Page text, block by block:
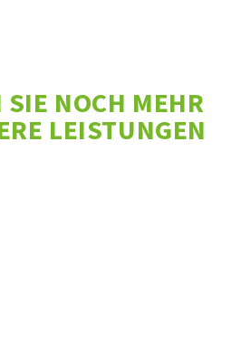
SIE NOCH MEHR
LEISTUNGEN